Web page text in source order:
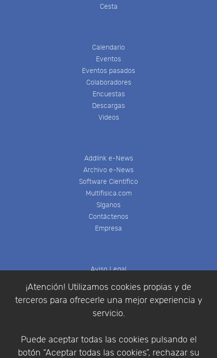
¡Atención! Utilizamos cookies propias y de
terceros para ofrecerle una mejor experiencia y
servicio.
Puede aceptar todas las cookies pulsando el
botón “Aceptar todas las cookies”, rechazar su
Cesta
Calendario
Eventos
Eventos pasados
Colaboradores
Encuestas
Descargas
Videos
Addlink e-News
Archivo e-News
Software Científico
Multifisica.com
Síganos
Contáctenos
Empresa
Aviso Legal
Condiciones de compra
Identificarse